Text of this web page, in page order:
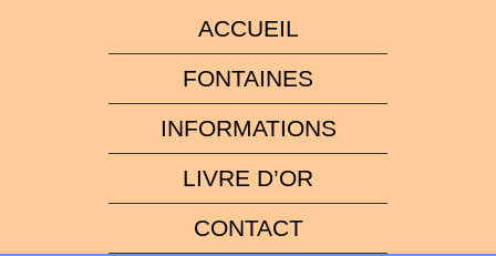
ACCUEIL
FONTAINES
INFORMATIONS
LIVRE D’OR
CONTACT